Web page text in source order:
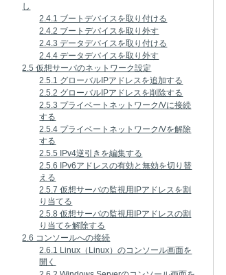
し
2.4.1 ブートデバイスを取り付ける
2.4.2 ブートデバイスを取り外す
2.4.3 データデバイスを取り付ける
2.4.4 データデバイスを取り外す
2.5 仮想サーバのネットワーク設定
2.5.1 グローバルIPアドレスを追加する
2.5.2 グローバルIPアドレスを削除する
2.5.3 プライベートネットワーク/Vに接続
する
2.5.4 プライベートネットワーク/Vを解除
する
2.5.5 IPv4逆引きを編集する
2.5.6 IPv6アドレスの有効と無効を切り替
える
2.5.7 仮想サーバの監視用IPアドレスを割
り当てる
2.5.8 仮想サーバの監視用IPアドレスの割
り当てを解除する
2.6 コンソールへの接続
2.6.1 Linux（Linux）のコンソール画面を
開く